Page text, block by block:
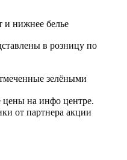
и нижнее белье
в розницу по
зелёными
на инфо центре.
от партнера акции